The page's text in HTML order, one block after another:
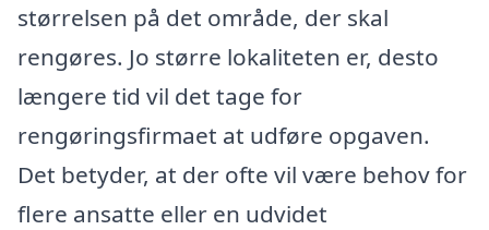
størrelsen på det område, der skal
rengøres. Jo større lokaliteten er, desto
længere tid vil det tage for
rengøringsfirmaet at udføre opgaven.
Det betyder, at der ofte vil være behov for
flere ansatte eller en udvidet